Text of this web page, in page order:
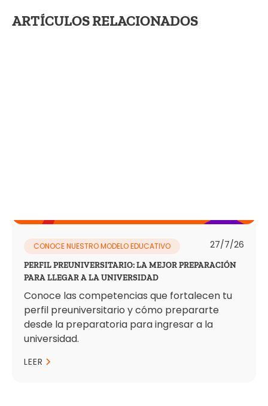
ARTÍCULOS RELACIONADOS
CONOCE NUESTRO MODELO EDUCATIVO 27/7/26
PERFIL PREUNIVERSITARIO: LA MEJOR PREPARACIÓN
PARA LLEGAR A LA UNIVERSIDAD
Conoce las competencias que fortalecen tu
perfil preuniversitario y cómo prepararte
desde la preparatoria para ingresar a la
universidad.
LEER